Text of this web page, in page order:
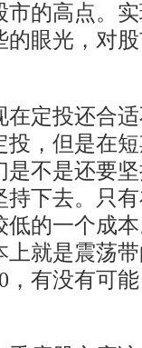
的高点。
眼光，对
定投还合适
，但是在
不是还要
下去。只
的一个成
上就是震荡
，有没有可